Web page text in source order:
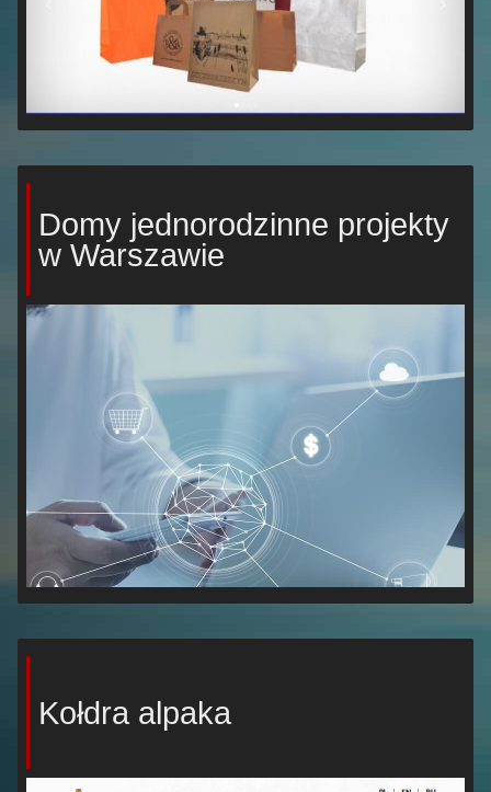
Domy jednorodzinne projekty
w Warszawie
Kołdra alpaka